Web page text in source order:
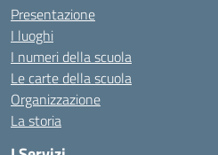
Presentazione
I luoghi
I numeri della scuola
Le carte della scuola
Organizzazione
La storia